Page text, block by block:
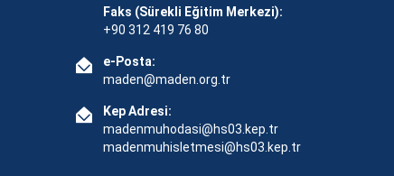
Faks (Sürekli Eğitim Merkezi):
+90 312 419 76 80
e-Posta:
maden@maden.org.tr
Kep Adresi:
madenmuhodasi@hs03.kep.tr
madenmuhisletmesi@hs03.kep.tr